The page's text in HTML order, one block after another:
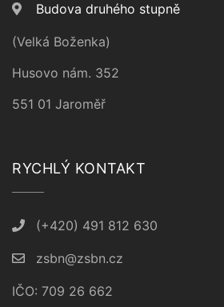
Budova druhého stupně
(Velká Boženka)
Husovo nám. 352
551 01 Jaroměř
RYCHLÝ KONTAKT
(+420) 491 812 630
zsbn@zsbn.cz
IČO: 709 26 662